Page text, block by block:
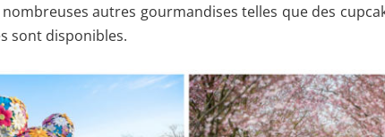
autres gourmandises telles que des
sont disponibles.